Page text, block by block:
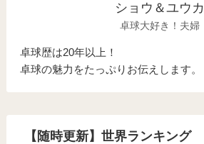
ショウ＆ユウカ
卓球大好き！夫婦
卓球歴は20年以上！
卓球の魅力をたっぷりお伝えします。
【随時更新】世界ランキング